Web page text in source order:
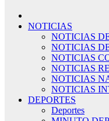
NOTICIAS
NOTICIAS
NOTICIAS
NOTICIAS
NOTICIAS
NOTICIAS
NOTICIAS
DEPORTES
Deportes